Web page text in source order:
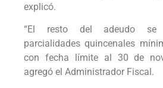
explicó.
“El resto del adeudo se
parcialidades quincenales
con fecha límite al 30 de
agregó el Administrador Fiscal.